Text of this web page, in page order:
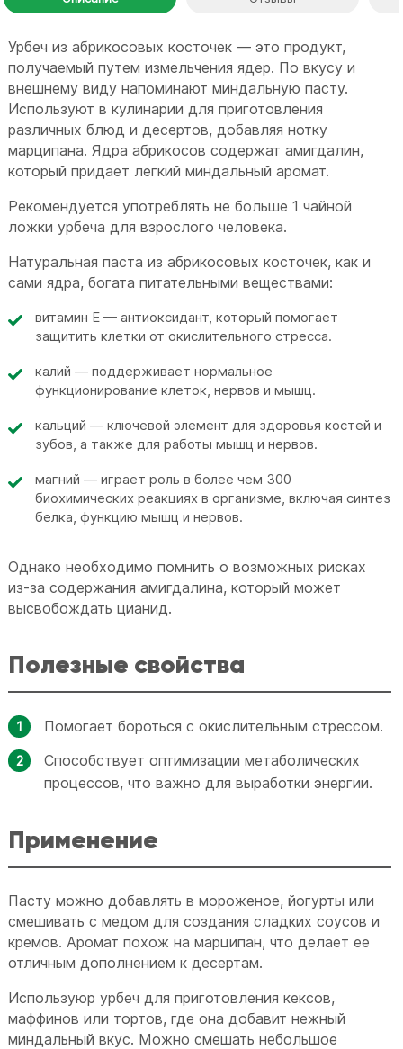
Урбеч из абрикосовых косточек — это продукт,
получаемый путем измельчения ядер. По вкусу и
внешнему виду напоминают миндальную пасту.
Используют в кулинарии для приготовления
различных блюд и десертов, добавляя нотку
марципана. Ядра абрикосов содержат амигдалин,
который придает легкий миндальный аромат.
Рекомендуется употреблять не больше 1 чайной
ложки урбеча для взрослого человека.
Натуральная паста из абрикосовых косточек, как и
сами ядра, богата питательными веществами:
витамин E — антиоксидант, который помогает
защитить клетки от окислительного стресса.
калий — поддерживает нормальное
функционирование клеток, нервов и мышц.
кальций — ключевой элемент для здоровья костей и
зубов, а также для работы мышц и нервов.
магний — играет роль в более чем 300
биохимических реакциях в организме, включая синтез
белка, функцию мышц и нервов.
Однако необходимо помнить о возможных рисках
из-за содержания амигдалина, который может
высвобождать цианид.
Полезные свойства
Помогает бороться с окислительным стрессом.
Способствует оптимизации метаболических
процессов, что важно для выработки энергии.
Применение
Пасту можно добавлять в мороженое, йогурты или
смешивать с медом для создания сладких соусов и
кремов. Аромат похож на марципан, что делает ее
отличным дополнением к десертам.
Используюр урбеч для приготовления кексов,
маффинов или тортов, где она добавит нежный
миндальный вкус. Можно смешать небольшое